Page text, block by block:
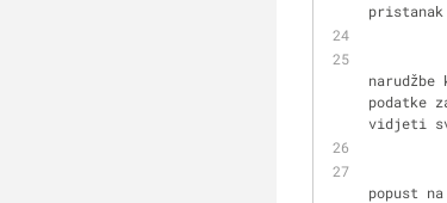
podatke
vidjeti
popust